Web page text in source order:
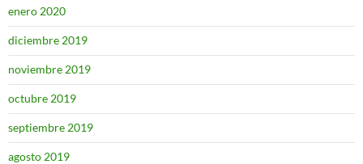
enero 2020
diciembre 2019
noviembre 2019
octubre 2019
septiembre 2019
agosto 2019